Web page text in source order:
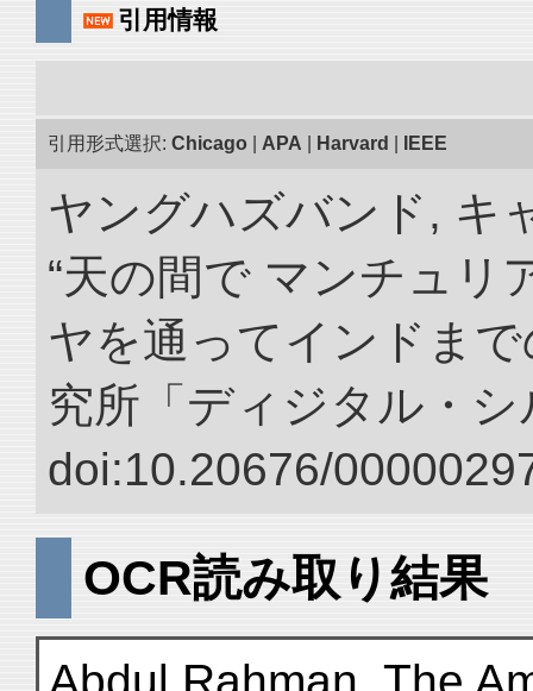
引用情報
引用形式選択: Chicago APA Harvard IEEE
ヤングハズバンド, キ
“天の間で マンチュリ
ヤを通ってインドま
究所「ディジタル・
doi:10.20676/
OCR読み取り結果